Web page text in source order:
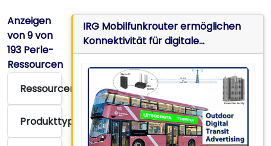
Anzeigen
von9von
193 Perle-
Ressourcen
Ressourcentyp
Produkttyp
IRG Mobilfunkrouter ermöglichen
Konnektivität für digitale
Buswerbung